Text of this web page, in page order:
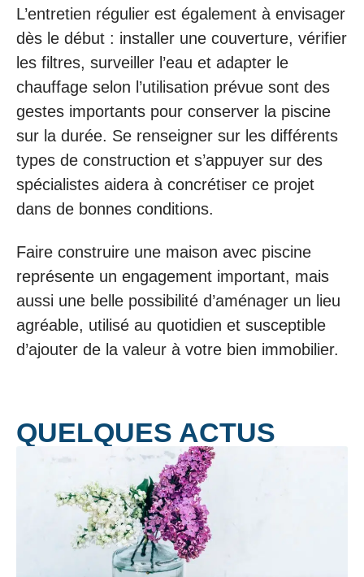
L’entretien régulier est également à envisager
dès le début : installer une couverture, vérifier
les filtres, surveiller l’eau et adapter le
chauffage selon l’utilisation prévue sont des
gestes importants pour conserver la piscine
sur la durée. Se renseigner sur les différents
types de construction et s’appuyer sur des
spécialistes aidera à concrétiser ce projet
dans de bonnes conditions.
Faire construire une maison avec piscine
représente un engagement important, mais
aussi une belle possibilité d’aménager un lieu
agréable, utilisé au quotidien et susceptible
d’ajouter de la valeur à votre bien immobilier.
QUELQUES ACTUS